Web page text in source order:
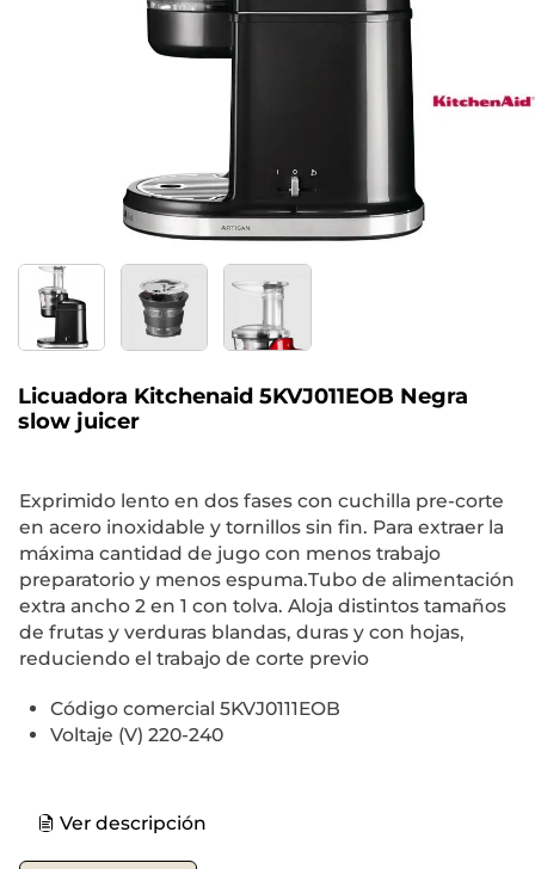
Licuadora Kitchenaid 5KVJ011EOB Negra
slow juicer
Exprimido lento en dos fases con cuchilla pre-corte
en acero inoxidable y tornillos sin fin. Para extraer la
máxima cantidad de jugo con menos trabajo
preparatorio y menos espuma.Tubo de alimentación
extra ancho 2 en 1 con tolva. Aloja distintos tamaños
de frutas y verduras blandas, duras y con hojas,
reduciendo el trabajo de corte previo
Código comercial 5KVJ0111EOB
Voltaje (V) 220-240
Ver descripción